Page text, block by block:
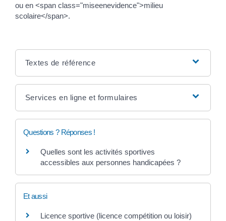
ou en <span class="miseenevidence">milieu
scolaire</span>.
Textes de référence
Services en ligne et formulaires
Questions ? Réponses !
Quelles sont les activités sportives
accessibles aux personnes handicapées ?
Et aussi
Licence sportive (licence compétition ou loisir)